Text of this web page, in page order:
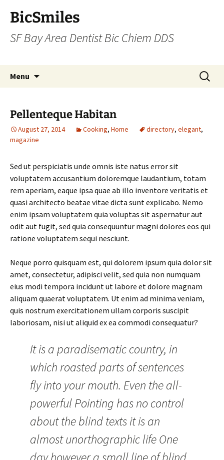
BicSmiles
SF Bay Area Dentist Bic Chiem DDS
Menu
Search
for:
Pellenteque Habitan
August 27, 2014 Cooking, Home directory, elegant,
magazine
Sed ut perspiciatis unde omnis iste natus error sit
voluptatem accusantium doloremque laudantium, totam
rem aperiam, eaque ipsa quae ab illo inventore veritatis et
quasi architecto beatae vitae dicta sunt explicabo. Nemo
enim ipsam voluptatem quia voluptas sit aspernatur aut
odit aut fugit, sed quia consequuntur magni dolores eos qui
ratione voluptatem sequi nesciunt.
Neque porro quisquam est, qui dolorem ipsum quia dolor sit
amet, consectetur, adipisci velit, sed quia non numquam
eius modi tempora incidunt ut labore et dolore magnam
aliquam quaerat voluptatem. Ut enim ad minima veniam,
quis nostrum exercitationem ullam corporis suscipit
laboriosam, nisi ut aliquid ex ea commodi consequatur?
It is a paradisematic country, in
which roasted parts of sentences
fly into your mouth. Even the all-
powerful Pointing has no control
about the blind texts it is an
almost unorthographic life One